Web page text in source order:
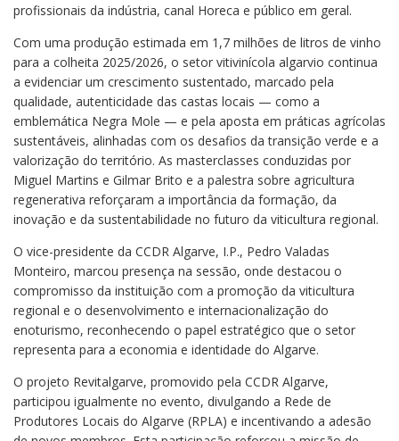
profissionais da indústria, canal Horeca e público em geral.
Com uma produção estimada em 1,7 milhões de litros de vinho
para a colheita 2025/2026, o setor vitivinícola algarvio continua
a evidenciar um crescimento sustentado, marcado pela
qualidade, autenticidade das castas locais — como a
emblemática Negra Mole — e pela aposta em práticas agrícolas
sustentáveis, alinhadas com os desafios da transição verde e a
valorização do território. As masterclasses conduzidas por
Miguel Martins e Gilmar Brito e a palestra sobre agricultura
regenerativa reforçaram a importância da formação, da
inovação e da sustentabilidade no futuro da viticultura regional.
O vice-presidente da CCDR Algarve, I.P., Pedro Valadas
Monteiro, marcou presença na sessão, onde destacou o
compromisso da instituição com a promoção da viticultura
regional e o desenvolvimento e internacionalização do
enoturismo, reconhecendo o papel estratégico que o setor
representa para a economia e identidade do Algarve.
O projeto Revitalgarve, promovido pela CCDR Algarve,
participou igualmente no evento, divulgando a Rede de
Produtores Locais do Algarve (RPLA) e incentivando a adesão